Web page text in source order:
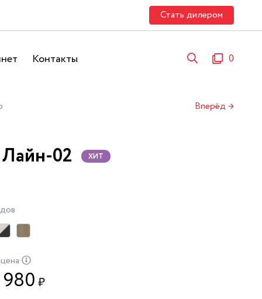
Стать дилером
Контакты 0
Вперёд →
02 ХИТ
₽